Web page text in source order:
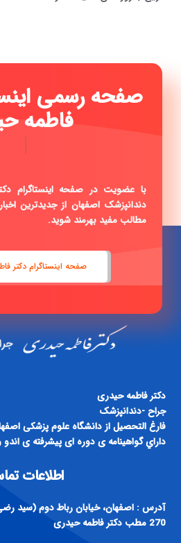
صفحه رسمی
فاطمه
|
با عضویت در صفحه اینستاگرام
دندانپزشک اصفهان از جدیدترین
مطالب مفید بهرمند شوید.
صفحه اینستاگرام دکتر
دكتر فاطمه حيدری
جراح -دندانپزشک
فارغ التحصيل از دانشگاه علوم پزشكی
داراي گواهينامه ی دوره ای پيشرفته ی
اطلاعات
آدرس : اصفهان، خیابان رباط دوم (سید
270 مطب دکتر فاطمه حیدری